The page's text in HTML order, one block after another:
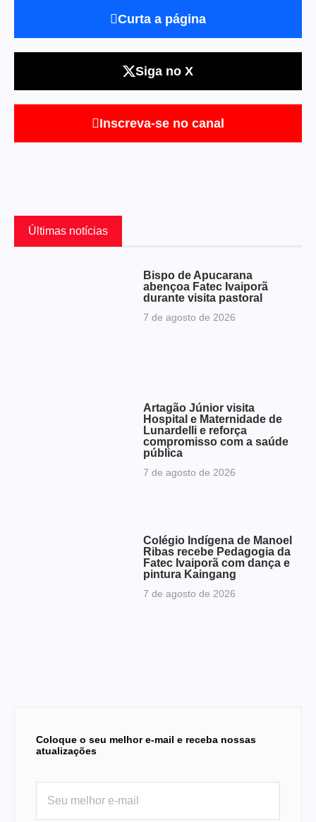
Curta a página
Siga no X
Inscreva-se no canal
Últimas notícias
Bispo de Apucarana
abençoa Fatec Ivaiporã
durante visita pastoral
7 de agosto de 2026
Artagão Júnior visita
Hospital e Maternidade de
Lunardelli e reforça
compromisso com a saúde
pública
7 de agosto de 2026
Colégio Indígena de Manoel
Ribas recebe Pedagogia da
Fatec Ivaiporã com dança e
pintura Kaingang
7 de agosto de 2026
Coloque o seu melhor e-mail e receba nossas
atualizações